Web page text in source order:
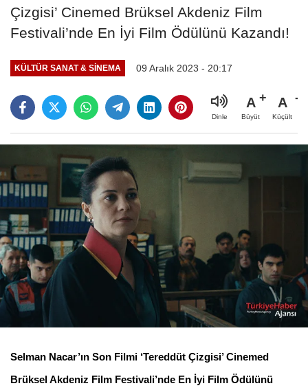
Çizgisi’ Cinemed Brüksel Akdeniz Film
Festivali’nde En İyi Film Ödülünü Kazandı!
KÜLTÜR SANAT & SINEMA 09 Aralık 2023 - 20:17
Dinle
A
Büyüt
A
Küçült
Selman Nacar’ın Son Filmi ‘Tereddüt Çizgisi’ Cinemed
Brüksel Akdeniz Film Festivali’nde En İyi Film Ödülünü